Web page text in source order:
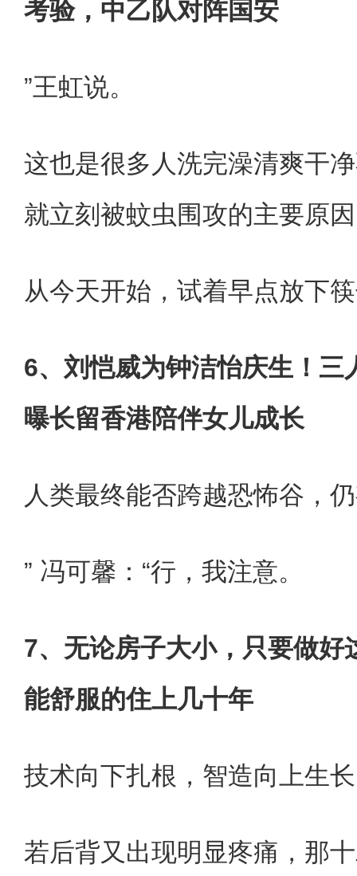
考验，中乙队对阵国安
”王虹说。
这也是很多人洗完澡清爽干
就立刻被蚊虫围攻的主要原
从今天开始，试着早点放下
6、刘恺威为钟洁怡庆生！三
曝长留香港陪伴女儿成长
人类最终能否跨越恐怖谷，
” 冯可馨：“行，我注意。
7、无论房子大小，只要做好
能舒服的住上几十年
技术向下扎根，智造向上生
若后背又出现明显疼痛，那